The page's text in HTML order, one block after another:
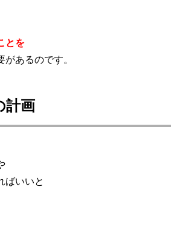
とを
あるのです。
計画
ばいいと